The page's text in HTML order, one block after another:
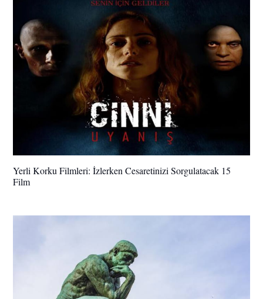
Yerli Korku Filmleri: İzlerken Cesaretinizi Sorgulatacak 15
Film